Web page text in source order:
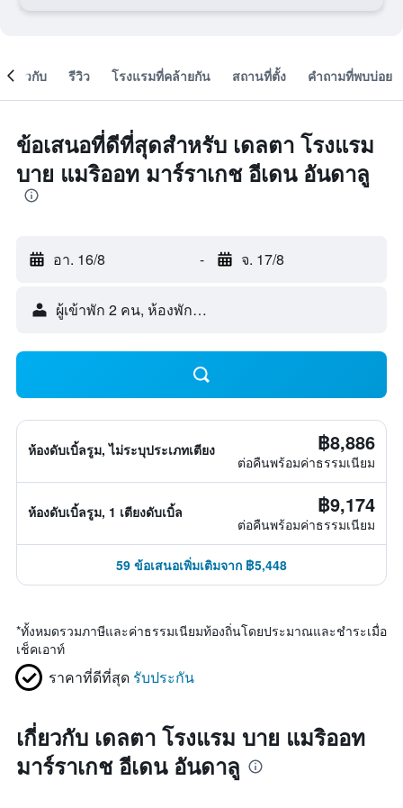
เกี่ยวกับ รีวิว โรงแรมที่คล้ายกัน สถานที่ตั้ง คำถามที่พบบ่อย
ข้อเสนอที่ดีที่สุดสำหรับ เดลตา โรงแรม
บาย แมริออท มาร์ราเกช อีเดน อันดาลู
อา. 16/8 - จ. 17/8
ผู้เข้าพัก 2 คน, ห้องพัก 1 ห้อง
ห้องดับเบิ้ลรูม, ไม่ระบุประเภทเตียง ฿8,886
ต่อคืนพร้อมค่าธรรมเนียม
ห้องดับเบิ้ลรูม, 1 เตียงดับเบิ้ล ฿9,174
ต่อคืนพร้อมค่าธรรมเนียม
59 ข้อเสนอเพิ่มเติมจาก ฿5,448
*ทั้งหมดรวมภาษีและค่าธรรมเนียมท้องถิ่นโดยประมาณและชำระเมื่อ
เช็คเอาท์
ราคาที่ดีที่สุด รับประกัน
เกี่ยวกับ เดลตา โรงแรม บาย แมริออท
มาร์ราเกช อีเดน อันดาลู